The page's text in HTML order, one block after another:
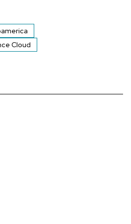
Cloud